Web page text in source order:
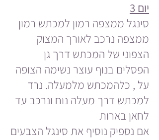
יום 3
סינגל ממצפה רמון למכתש רמון
ממצפה נרכב לאורך המצוק
הצפוני של המכתש דרך גן
הפסלים בנוף עוצר נשימה הצופה
על , כלהמכתש מלמעלה. נרד
למכתש דרך מעלה נוח ונרכב עד
לחאן בארות
אם נספיק נוסיף את סינגל הצבעים